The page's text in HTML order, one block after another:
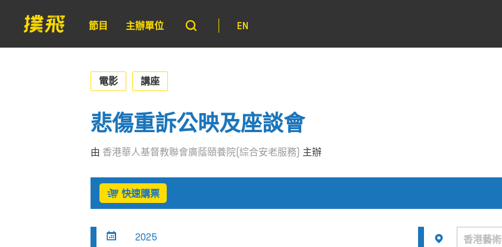
節目 主辦單位 EN
電影 講座
悲傷重訴公映及座談會
由 香港華人基督教聯會廣蔭頤養院(綜合安老服務) 主辦
快速購票
2025